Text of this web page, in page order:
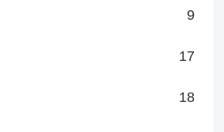
9
17
18